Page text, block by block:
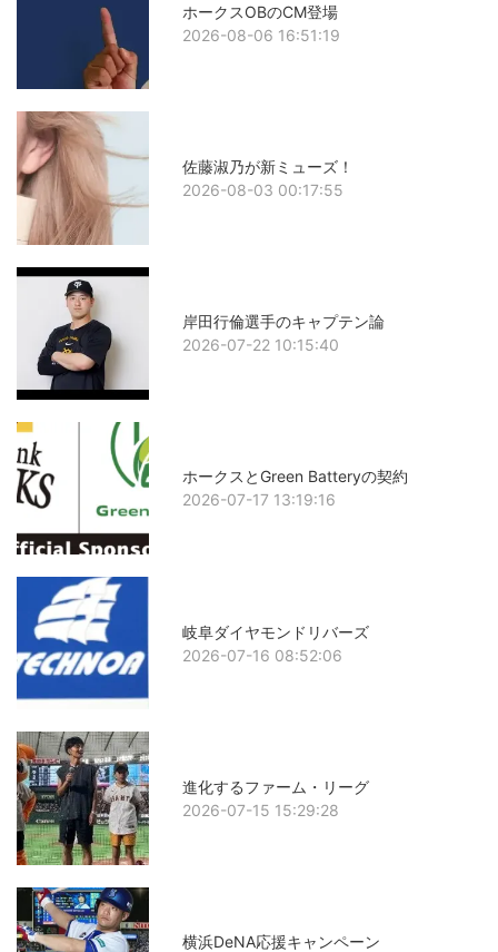
ホークスOBのCM登場
2026-08-06 16:51:19
佐藤淑乃が新ミューズ！
2026-08-03 00:17:55
岸田行倫選手のキャプテン論
2026-07-22 10:15:40
ホークスとGreen Batteryの契約
2026-07-17 13:19:16
岐阜ダイヤモンドリバーズ
2026-07-16 08:52:06
進化するファーム・リーグ
2026-07-15 15:29:28
横浜DeNA応援キャンペーン